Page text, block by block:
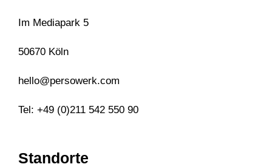
Im Mediapark 5
50670 Köln
hello@persowerk.com
Tel: +49 (0)211 542 550 90
Standorte